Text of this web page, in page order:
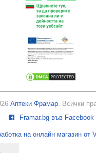
Аптеки Фрамар. Всички
Framar.bg във Facebook
на онлайн магазин от